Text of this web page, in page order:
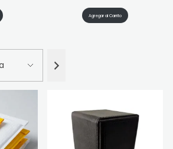
Agregar al Carrito